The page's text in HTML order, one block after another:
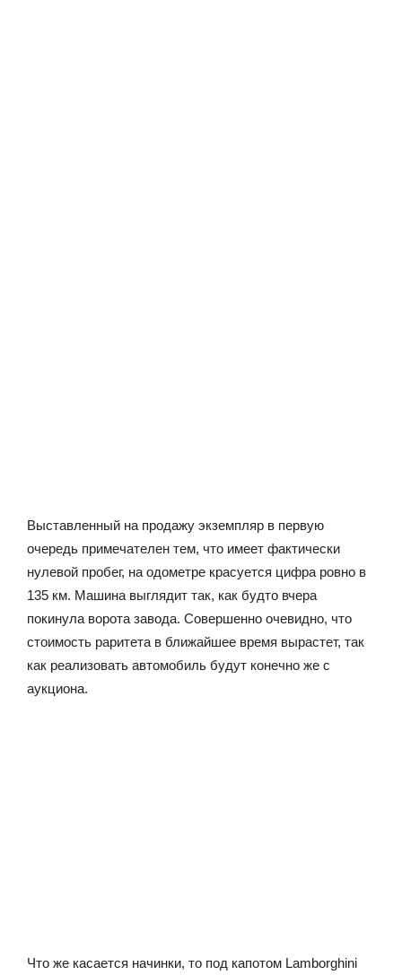
Выставленный на продажу экземпляр в первую
очередь примечателен тем, что имеет фактически
нулевой пробег, на одометре красуется цифра ровно в
135 км. Машина выглядит так, как будто вчера
покинула ворота завода. Совершенно очевидно, что
стоимость раритета в ближайшее время вырастет, так
как реализовать автомобиль будут конечно же с
аукциона.
Что же касается начинки, то под капотом Lamborghini